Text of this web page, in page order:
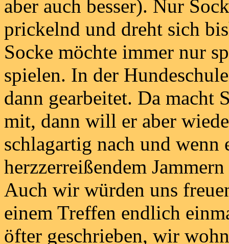
aber auch besser). Nur
prickelnd und dreht sich
Socke möchte immer nur
spielen. In der
dann gearbeitet. Da macht
mit, dann will er aber
schlagartig nach und
herzzerreißendem
Auch wir würden uns
einem Treffen endlich
öfter geschrieben, wir